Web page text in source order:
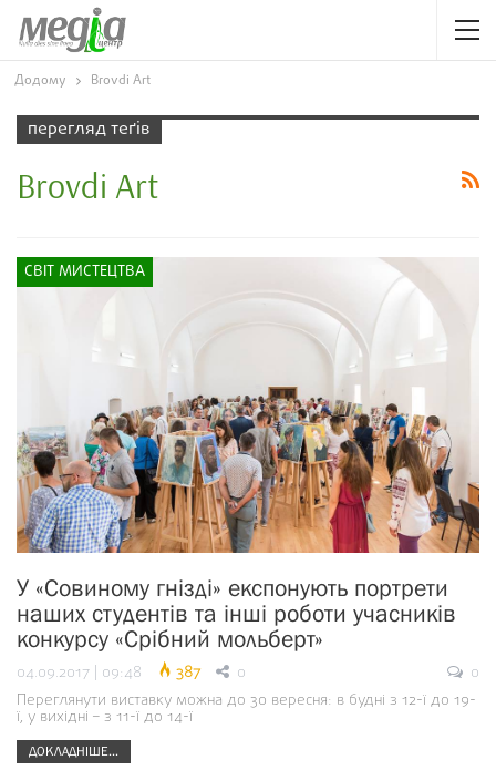
Додому Brovdi Art
перегляд теґів
Brovdi Art
СВІТ МИСТЕЦТВА
У «Совиному гнізді» експонують портрети
наших студентів та інші роботи учасників
конкурсу «Срібний мольберт»
04.09.2017 | 09:48 387 0
0
Переглянути виставку можна до 30 вересня: в будні з 12-ї до 19-
ї, у вихідні – з 11-ї до 14-ї
ДОКЛАДНІШЕ...